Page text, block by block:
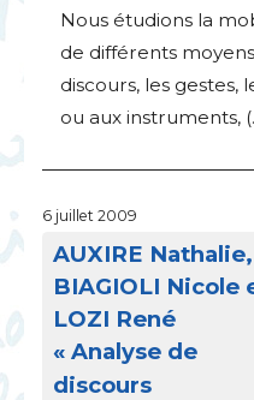
Nous étudions la
de différents
discours, les gestes,
ou aux instruments,
6 juillet 2009
AUXIRE Nathalie,
BIAGIOLI Nicole
LOZI René
« Analyse de
discours